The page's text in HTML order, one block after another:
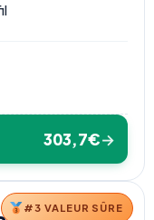
303,7€→
#3 VALEUR SÛRE